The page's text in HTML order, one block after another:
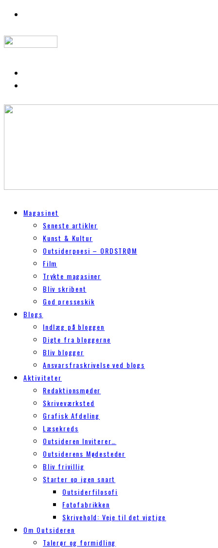
Magasinet
Seneste artikler
Kunst & Kultur
Outsiderpoesi – ORDSTRØM
Film
Trykte magasiner
Bliv skribent
God presseskik
Blogs
Indlæg på bloggen
Digte fra bloggerne
Bliv blogger
Ansvarsfraskrivelse ved blogs
Aktiviteter
Redaktionsmøder
Skriveværksted
Grafisk Afdeling
Læsekreds
Outsideren Inviterer…
Outsiderens Mødesteder
Bliv frivillig
Starter op igen snart
Outsiderfilosofi
Fotofabrikken
Skrivehold: Veje til det vigtige
Om Outsideren
Talerør og formidling